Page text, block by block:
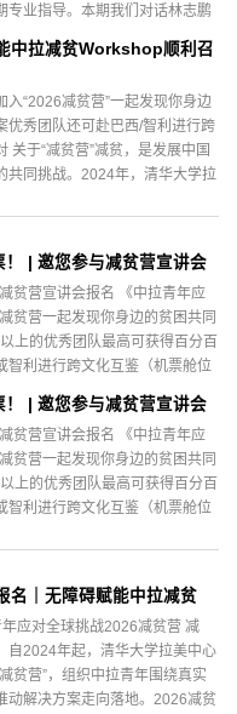
专业指导。本期我们对话林志鹏
语。---导师简介泉州市路桥发展
研究/实践领域：交通基建与产
中拉减贫Workshop顺利召
“2026减贫营”一起发现你身边
优秀团队还可赴巴西/智利进行跨
关于“减贫营”减贫，是发展中国
共同挑战。2024年，清华大学拉
| 邀您参与减贫营宣讲会
贫营宣讲会报名 《中拉青年应
贫营一起发现你身边的贫困共同
上的优秀团队最高可获得百分百
智利进行跨文化互鉴（机票舱位
，是发展中国家的普遍挑战，也
，清华大学拉美中心、清华大学
| 邀您参与减贫营宣讲会
贫营宣讲会报名 《中拉青年应
贫营一起发现你身边的贫困共同
上的优秀团队最高可获得百分百
智利进行跨文化互鉴（机票舱位
｜无障碍赋能中拉减贫
应对全球挑战2026减贫营 减
自2024年起，清华大学拉美中心
贫营”，组织中拉青年围绕真实
动解决方案走向落地。2026减贫